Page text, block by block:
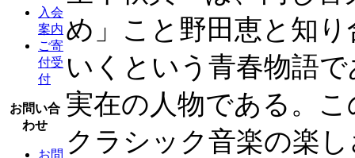
入会
案内
ご寄
付受
付
お問い合
わせ
お問
め」こと野田恵と知
いくという青春物語
実在の人物である。
クラシック音楽の楽